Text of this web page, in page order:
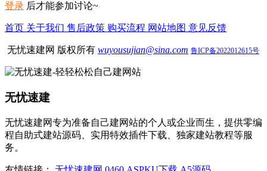
登录 后才能参加讨论~
首页 关于我们 售后政策 购买流程 网站地图 意见反馈
无忧速建网 版权所有 wuyousujian@sina.com 鲁ICP备2022012615号
无忧速建
无忧速建网专为准备自己建网站的个人或企业而生，提供零编
程自助式建站源码、实用特效插件下载、独家建站教程等服
务。